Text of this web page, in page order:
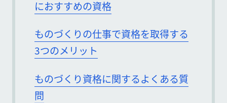
におすすめの資格
ものづくりの仕事で資格を取得する
3つのメリット
ものづくり資格に関するよくある質
問